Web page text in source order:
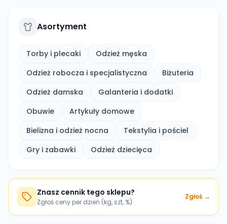
Asortyment
Torby i plecaki
Odzież męska
Odzież robocza i specjalistyczna
Biżuteria
Odzież damska
Galanteria i dodatki
Obuwie
Artykuły domowe
Bielizna i odzież nocna
Tekstylia i pościel
Gry i zabawki
Odzież dziecięca
Znasz cennik tego sklepu?
Zgłoś ceny per dzień (kg, szt, %)
Zgłoś →